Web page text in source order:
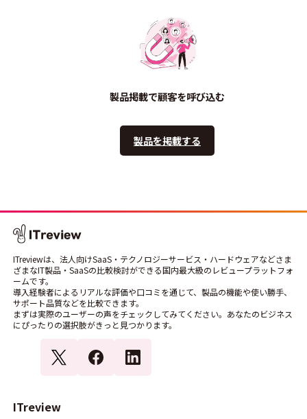
製品掲載で顧客を呼び込む
製品を掲載する
ITreviewは、法人向けSaaS・テクノロジーサービス・ハードウェアなどさま
ざまなIT製品・SaaSの比較検討ができる国内最大級のレビュープラットフォ
ームです。
導入経験者によるリアルな評価や口コミを通じて、製品の機能や使い勝手、
サポート品質などを比較できます。
まずは実際のユーザーの声をチェックしてみてください。あなたのビジネス
にぴったりの選択肢がきっと見つかります。
ITreview